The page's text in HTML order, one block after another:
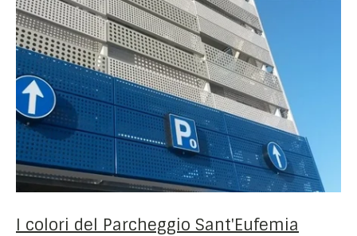
I colori del Parcheggio Sant'Eufemia